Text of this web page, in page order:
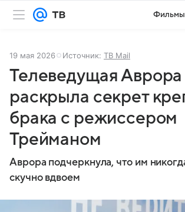
Фильмы
19 мая 2026 Источник: ТВ Mail
Телеведущая Аврора
раскрыла секрет
брака с режиссером
Трейманом
Аврора подчеркнула, что им
скучно вдвоем